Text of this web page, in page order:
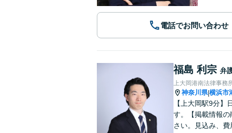
電話でお問い合わせ
福島 利宗 弁
上大岡港南法律事務
神奈川県|横浜市
【上大岡駅9分
す。【掲載情報
さい。見込み、費